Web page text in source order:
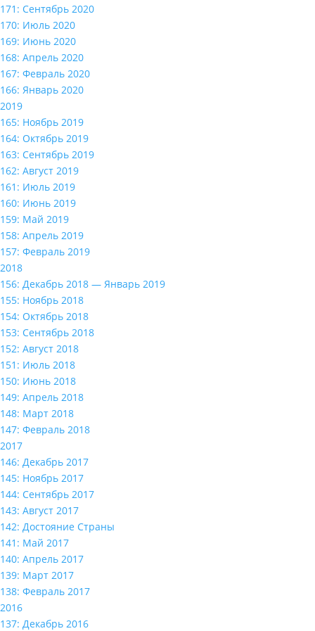
171: Сентябрь 2020
170: Июль 2020
169: Июнь 2020
168: Апрель 2020
167: Февраль 2020
166: Январь 2020
2019
165: Ноябрь 2019
164: Октябрь 2019
163: Сентябрь 2019
162: Август 2019
161: Июль 2019
160: Июнь 2019
159: Май 2019
158: Апрель 2019
157: Февраль 2019
2018
156: Декабрь 2018 — Январь 2019
155: Ноябрь 2018
154: Октябрь 2018
153: Сентябрь 2018
152: Август 2018
151: Июль 2018
150: Июнь 2018
149: Апрель 2018
148: Март 2018
147: Февраль 2018
2017
146: Декабрь 2017
145: Ноябрь 2017
144: Сентябрь 2017
143: Август 2017
142: Достояние Страны
141: Май 2017
140: Апрель 2017
139: Март 2017
138: Февраль 2017
2016
137: Декабрь 2016